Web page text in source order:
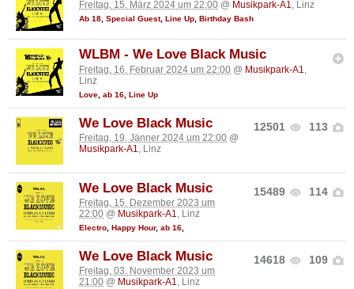
Freitag, 15. März 2024 um 22:00 @ Musikpark-A1 , Linz
Ab 18 Special Guest, Line Up Birthday Bash
WLBM - We Love Black Music
Freitag, 16. Februar 2024 um 22:00 @ Musikpark-A1
Linz
Love ab 16 Line Up
12501 113
We Love Black Music
Freitag, 19. Jänner 2024 um 22:00 @
Musikpark-A1, Linz
15489 114
We Love Black Music
Freitag, 15. Dezember 2023 um
22:00 @ Musikpark-A1, Linz
Electro Happy Hour, ab 16
14618 109
We Love Black Music
Freitag, 03. November 2023 um
21:00 @ Musikpark-A1, Linz